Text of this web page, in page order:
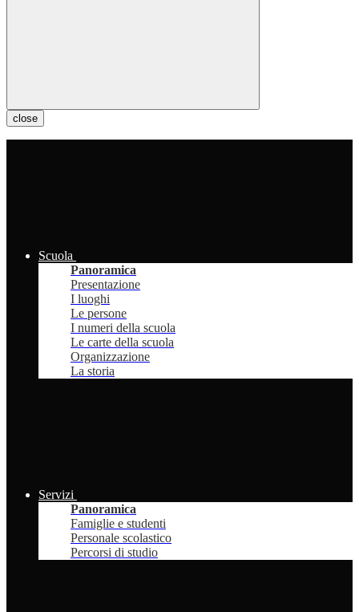
close
Scuola
Panoramica
Presentazione
I luoghi
Le persone
I numeri della scuola
Le carte della scuola
Organizzazione
La storia
Servizi
Panoramica
Famiglie e studenti
Personale scolastico
Percorsi di studio